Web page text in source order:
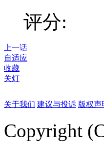
评分:
上一话
自适应
收藏
关灯
关于我们 建议与投诉 版权声
Copyright